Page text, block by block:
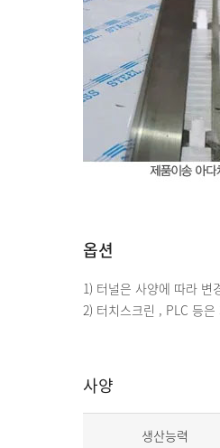
옵션
1) 터널은 사양에 따라 변
2) 터치스크린 , PLC 등
사양
생산능력